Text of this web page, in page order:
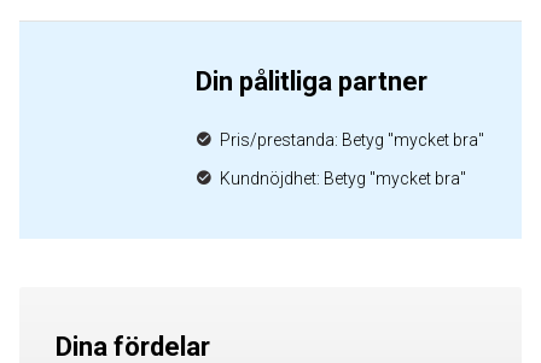
Din pålitliga partner
Pris/prestanda: Betyg "mycket bra"
Kundnöjdhet: Betyg "mycket bra"
Dina fördelar